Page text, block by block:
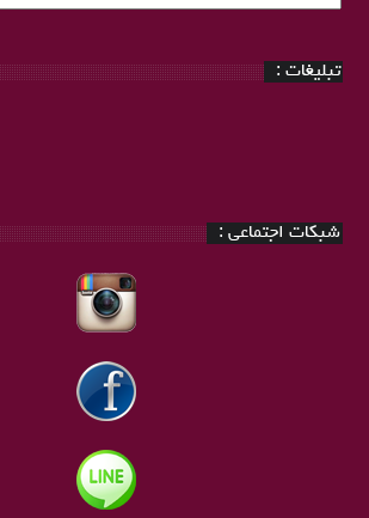
بندی
تبلیغات :
شبکات اجتماعی :